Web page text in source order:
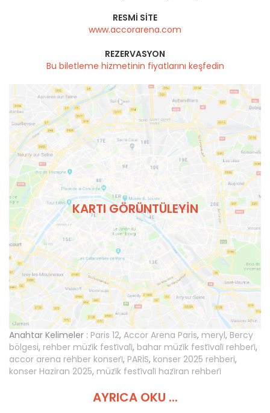
RESMI SITE
www.accorarena.com
REZERVASYON
Bu biletleme hizmetinin fiyatlarını keşfedin
KARTI GÖRÜNTÜLEYIN
Anahtar Kelimeler : Paris 12, Accor Arena Paris, meryl, Bercy
bölgesi, rehber müzi̇k festi̇vali̇, bahar müzi̇k festi̇vali̇ rehberi̇,
accor arena rehber konseri̇, PARİS, konser 2025 rehberi,
konser Haziran 2025, müzi̇k festi̇vali̇ hazi̇ran rehberi̇
AYRICA OKU ...